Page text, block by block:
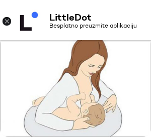
Prijava
× LittleDot
Besplatno preuzmite aplikaciju